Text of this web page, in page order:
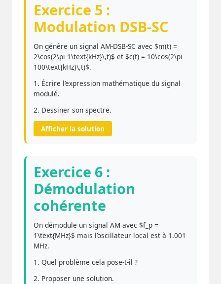
Exercice 5 :
Modulation DSB-SC
On génère un signal AM-DSB-SC avec $m(t) =
2\cos(2\pi 1\text{kHz}\,t)$ et $c(t) = 10\cos(2\pi
100\text{kHz}\,t)$.
1. Écrire l’expression mathématique du signal
modulé.
2. Dessiner son spectre.
Afficher la solution
Exercice 6 :
Démodulation
cohérente
On démodule un signal AM avec $f_p =
1\text{MHz}$ mais l’oscillateur local est à 1.001
MHz.
1. Quel problème cela pose-t-il ?
2. Proposer une solution.